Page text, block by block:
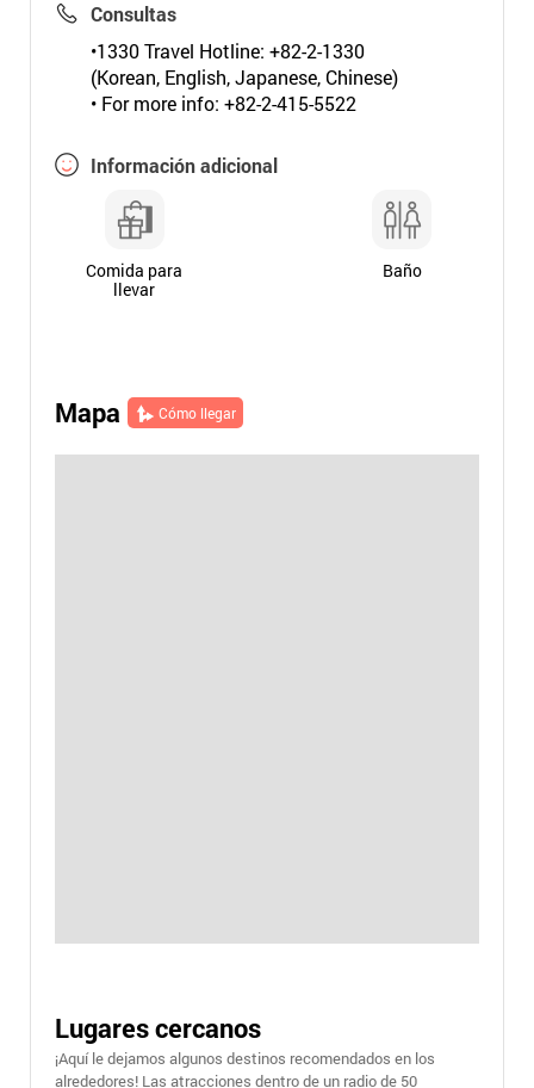
Consultas
•1330 Travel Hotline: +82-2-1330
(Korean, English, Japanese, Chinese)
• For more info: +82-2-415-5522
Información adicional
Comida para
llevar
Baño
Mapa Cómo llegar
Lugares cercanos
¡Aquí le dejamos algunos destinos recomendados en los
alrededores! Las atracciones dentro de un radio de 50